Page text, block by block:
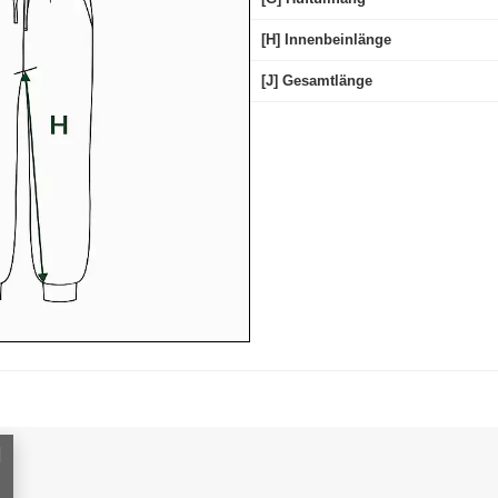
[H] Innenbeinlänge
[J] Gesamtlänge